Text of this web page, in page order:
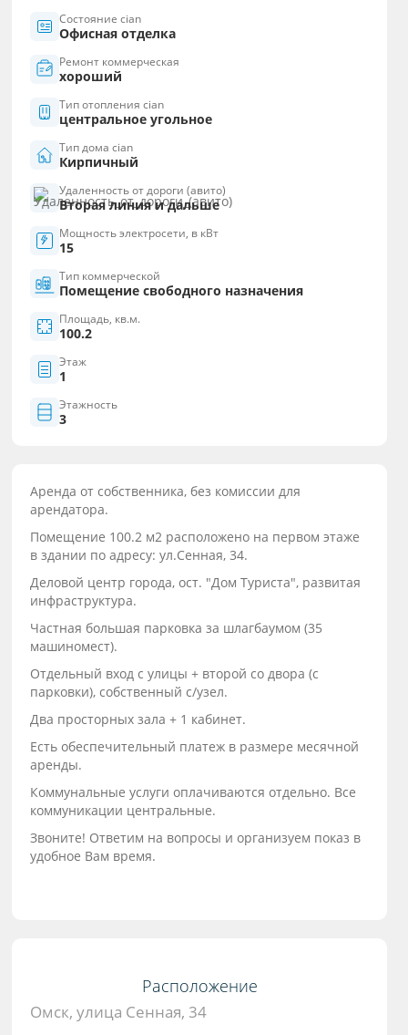
Состояние cian
Офисная отделка
Ремонт коммерческая
хороший
Тип отопления cian
центральное угольное
Тип дома cian
Кирпичный
Удаленность от дороги (авито)
Вторая линия и дальше
Мощность электросети, в кВт
15
Тип коммерческой
Помещение свободного назначения
Площадь, кв.м.
100.2
Этаж
1
Этажность
3
Аренда от собственника, без комиссии для
арендатора.
Помещение 100.2 м2 расположено на первом этаже
в здании по адресу: ул.Сенная, 34.
Деловой центр города, ост. "Дом Туриста", развитая
инфраструктура.
Частная большая парковка за шлагбаумом (35
машиномест).
Отдельный вход с улицы + второй со двора (с
парковки), собственный с/узел.
Два просторных зала + 1 кабинет.
Есть обеспечительный платеж в размере месячной
аренды.
Коммунальные услуги оплачиваются отдельно. Все
коммуникации центральные.
Звоните! Ответим на вопросы и организуем показ в
удобное Вам время.
Расположение
Омск, улица Сенная, 34